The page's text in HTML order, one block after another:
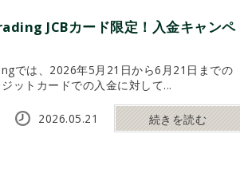
JCBカード限定！入金キャンペ
では、2026年5月21日から6月21日までの
ットカードでの入金に対して...
2026.05.21 続きを読む